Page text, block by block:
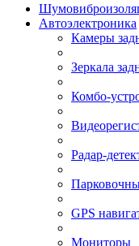
Автоэлектроника
Камеры
Зеркала
Комбо-
Радар-
GPS
Мониторы